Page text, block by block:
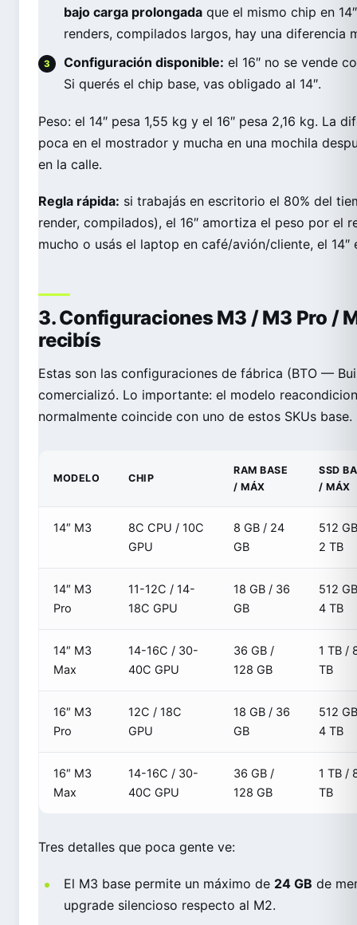
bajo carga prolongada que el mismo chip en
renders, compilados largos, hay una diferencia
Configuración disponible: el 16″ no se vende
Si querés el chip base, vas obligado al 14″.
Peso: el 14″ pesa 1,55 kg y el 16″ pesa 2,16 kg. La
poca en el mostrador y mucha en una mochila
en la calle.
Regla rápida: si trabajás en escritorio el 80% del
render, compilados), el 16″ amortiza el peso por el
mucho o usás el laptop en café/avión/cliente, el 14″
3. Configuraciones M3 / M3 Pro /
recibís
Estas son las configuraciones de fábrica (BTO —
comercializó. Lo importante: el modelo
normalmente coincide con uno de estos SKUs base.
MODELO CHIP
RAM BASE
/ MÁX
SSD
/ MÁX
14″ M3
8C CPU / 10C
GPU
8 GB / 24
GB
512
2 TB
14″ M3
Pro
11-12C / 14-
18C GPU
18 GB / 36
GB
512
4 TB
14″ M3
Max
14-16C / 30-
40C GPU
36 GB /
128 GB
1 TB /
TB
16″ M3
Pro
12C / 18C
GPU
18 GB / 36
GB
512
4 TB
16″ M3
Max
14-16C / 30-
40C GPU
36 GB /
128 GB
1 TB /
TB
Tres detalles que poca gente ve:
El M3 base permite un máximo de 24 GB de
upgrade silencioso respecto al M2.